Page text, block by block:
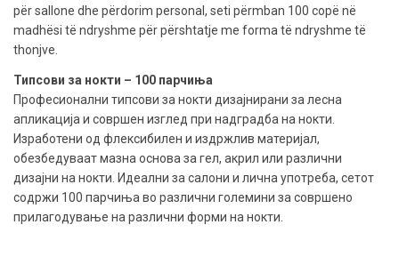
për sallone dhe përdorim personal, seti përmban 100 copë në
madhësi të ndryshme për përshtatje me forma të ndryshme të
thonjve.
Типсови за нокти – 100 парчиња
Професионални типсови за нокти дизајнирани за лесна
апликација и совршен изглед при надградба на нокти.
Изработени од флексибилен и издржлив материјал,
обезбедуваат мазна основа за гел, акрил или различни
дизајни на нокти. Идеални за салони и лична употреба, сетот
содржи 100 парчиња во различни големини за совршено
прилагодување на различни форми на нокти.